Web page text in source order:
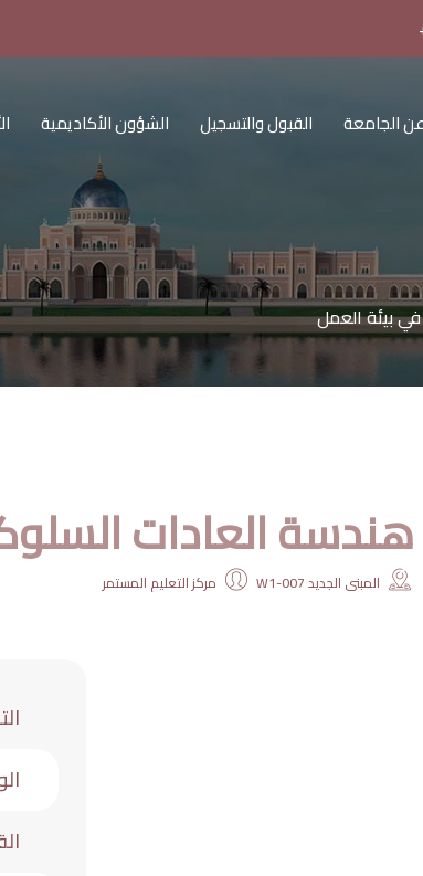
عن الجامعة القبول والتسجيل الشؤون الأكاديمية
بيئة العمل
العادات
المبنى الجديد W1-007 مركز التعليم المستمر